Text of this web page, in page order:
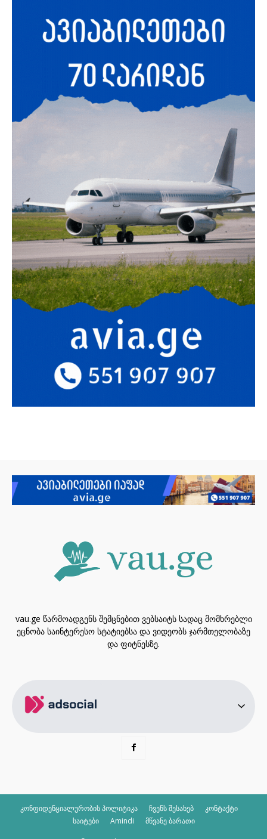
vau.ge წარმოადგენს შემცნებით ვებსაიტს სადაც მომხრებლი
ეცნობა საინტერესო სტატიებსა და ვიდეობს ჯარმთელობაზე
და ფიტნესზე.
კონფიდენციალურობის პოლიტიკა ჩვენს შესახებ
კონტაქტი
საიტები
Amindi მწვანე ბარათი